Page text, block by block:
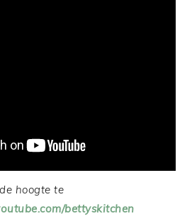
hoogte te
bettyskitchen